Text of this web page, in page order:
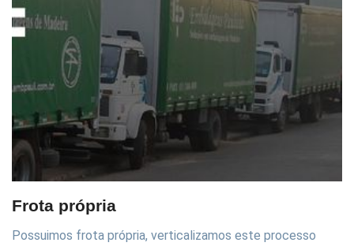
Frota própria
Possuimos frota própria, verticalizamos este processo